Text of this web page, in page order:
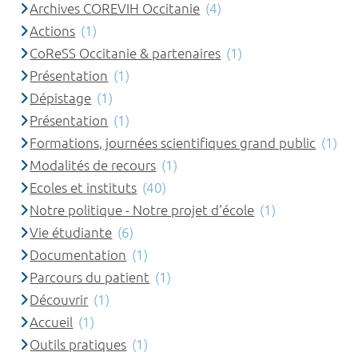
Archives COREVIH Occitanie (4)
Actions (1)
CoReSS Occitanie & partenaires (1)
Présentation (1)
Dépistage (1)
Présentation (1)
Formations, journées scientifiques grand public (1)
Modalités de recours (1)
Ecoles et instituts (40)
Notre politique - Notre projet d'école (1)
Vie étudiante (6)
Documentation (1)
Parcours du patient (1)
Découvrir (1)
Accueil (1)
Outils pratiques (1)